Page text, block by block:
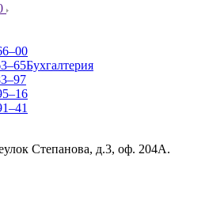
Бухгалтерия
Степанова, д.3, оф. 204А.